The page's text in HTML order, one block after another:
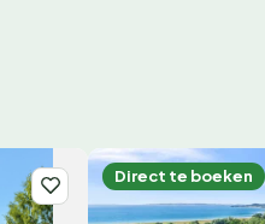
Direct te boeken